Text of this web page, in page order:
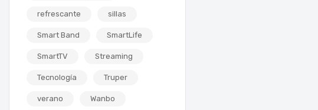
refrescante sillas
Smart Band SmartLife
SmartTV Streaming
Tecnología Truper
verano Wanbo